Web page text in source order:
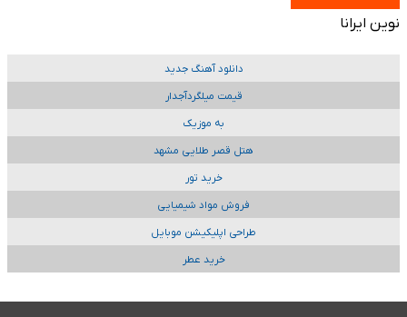
نوین ایرانا
دانلود آهنگ جدید
قیمت میلگردآجدار
به موزیک
هتل قصر طلایی مشهد
خرید تور
فروش مواد شیمیایی
طراحی اپلیکیشن موبایل
خرید عطر